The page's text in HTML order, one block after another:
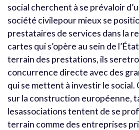
social cherchent à se prévaloir
société civilepour mieux se
prestataires de services dans la
cartes qui s’opère au sein de
terrain des prestations, ils
concurrence directe avec des
qui se mettent à investir le social.
sur la construction européenne,
lesassociations tentent de se
terrain comme des entreprises